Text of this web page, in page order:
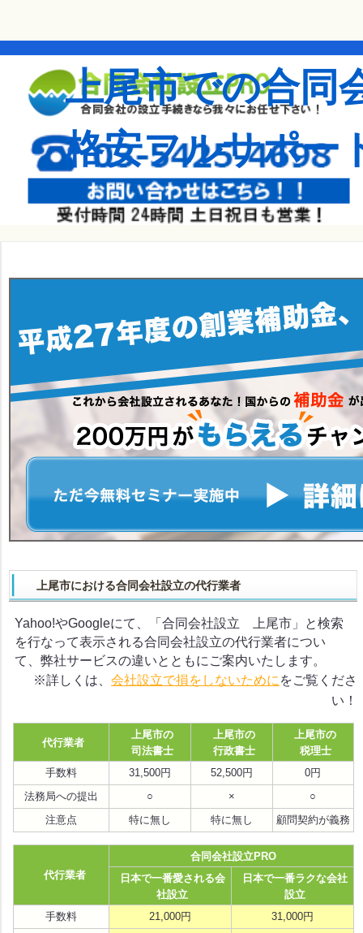
上尾市での合同
格安フルサポー
上尾市における合同会社設立の代行業者
Yahoo!やGoogleにて、「合同会社設立 上尾市」と検索
を行なって表示される合同会社設立の代行業者につい
て、弊社サービスの違いとともにご案内いたします。
※詳しくは、会社設立で損をしないために をご覧くださ
い！
代行業者
上尾市の
司法書士
上尾市の
行政書士
上尾市の
税理士
手数料
31,500円 52,500円
0円
法務局への提出
○ ×
○
注意点
特に無し 特に無し 顧問契約が義務
代行業者
合同会社設立PRO
日本で一番愛される会
社設立
日本で一番ラクな会社
設立
手数料
21,000円
31,000円